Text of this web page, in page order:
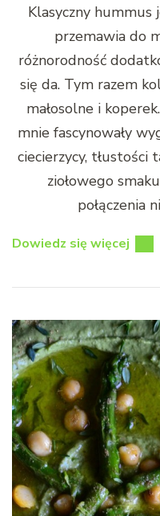
Klasyczny hummus
przemawia do
różnorodność
się da. Tym razem
małosolne i
mnie fascynowały
ciecierzycy, tłustości
ziołowego
połączenia
Dowiedz się więcej